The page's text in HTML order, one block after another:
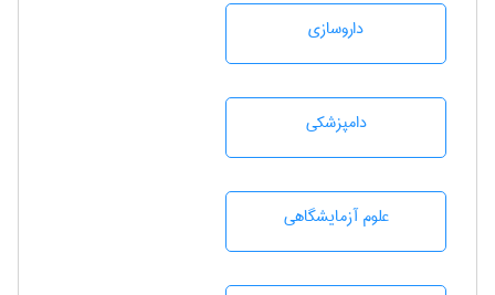
داروسازی
دامپزشكی
علوم آزمايشگاهی